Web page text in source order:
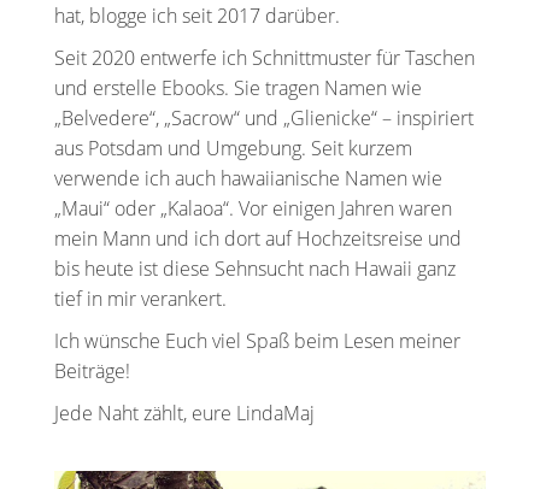
hat, blogge ich seit 2017 darüber.
Seit 2020 entwerfe ich Schnittmuster für Taschen
und erstelle Ebooks. Sie tragen Namen wie
„Belvedere“, „Sacrow“ und „Glienicke“ – inspiriert
aus Potsdam und Umgebung. Seit kurzem
verwende ich auch hawaiianische Namen wie
„Maui“ oder „Kalaoa“. Vor einigen Jahren waren
mein Mann und ich dort auf Hochzeitsreise und
bis heute ist diese Sehnsucht nach Hawaii ganz
tief in mir verankert.
Ich wünsche Euch viel Spaß beim Lesen meiner
Beiträge!
Jede Naht zählt, eure LindaMaj